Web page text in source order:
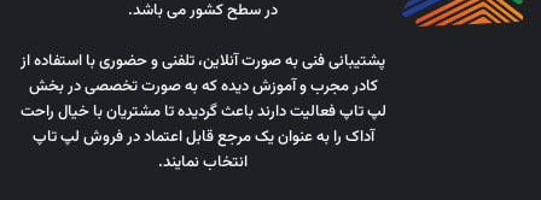
در سطح کشور می باشد.
پشتیبانی فنی به صورت آنلاین، تلفنی و حضوری با استفاده از
کادر مجرب و آموزش دیده که به صورت تخصصی در بخش
لپ تاپ فعالیت دارند باعث گردیده تا مشتریان با خیال راحت
آداک را به عنوان یک مرجع قابل اعتماد در فروش لپ تاپ
انتخاب نمایند.